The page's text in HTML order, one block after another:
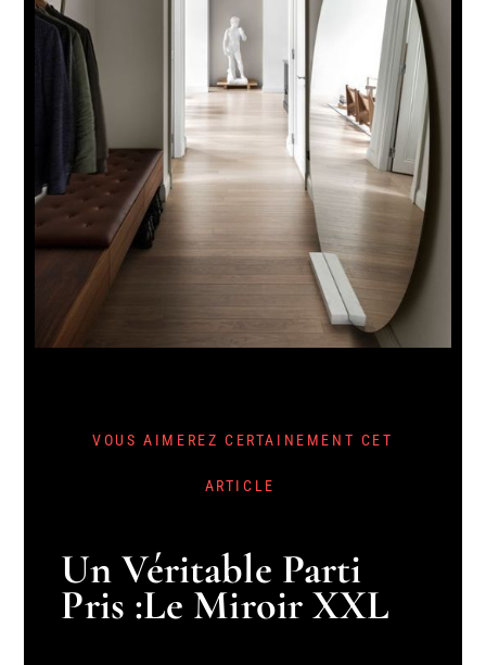
VOUS AIMEREZ CERTAINEMENT CET
ARTICLE
Un Véritable Parti
Pris :Le Miroir XXL